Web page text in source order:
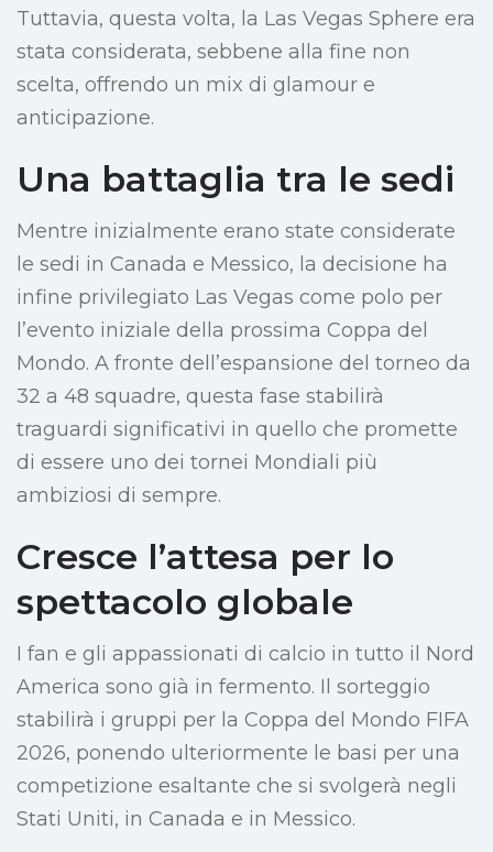
Tuttavia, questa volta, la Las Vegas Sphere era
stata considerata, sebbene alla fine non
scelta, offrendo un mix di glamour e
anticipazione.
Una battaglia tra le sedi
Mentre inizialmente erano state considerate
le sedi in Canada e Messico, la decisione ha
infine privilegiato Las Vegas come polo per
l’evento iniziale della prossima Coppa del
Mondo. A fronte dell’espansione del torneo da
32 a 48 squadre, questa fase stabilirà
traguardi significativi in quello che promette
di essere uno dei tornei Mondiali più
ambiziosi di sempre.
Cresce l’attesa per lo
spettacolo globale
I fan e gli appassionati di calcio in tutto il Nord
America sono già in fermento. Il sorteggio
stabilirà i gruppi per la Coppa del Mondo FIFA
2026, ponendo ulteriormente le basi per una
competizione esaltante che si svolgerà negli
Stati Uniti, in Canada e in Messico.